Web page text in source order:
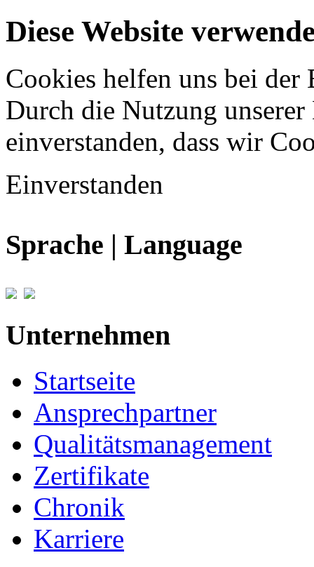
Diese Website
Cookies helfen uns bei der
Durch die Nutzung
einverstanden, dass wir
Einverstanden
Sprache | Language
Unternehmen
Startseite
Ansprechpartner
Qualitätsmanagement
Zertifikate
Chronik
Karriere